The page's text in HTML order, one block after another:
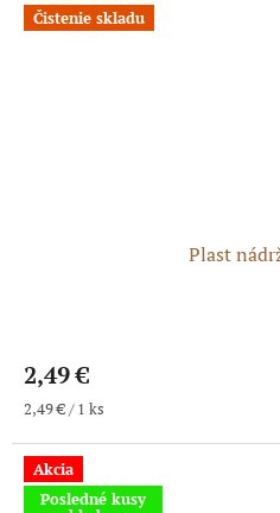
Čistenie skladu
Plast
2,49 €
Jednotková
2,49 € / 1 ks
Akcia
Posledné kusy